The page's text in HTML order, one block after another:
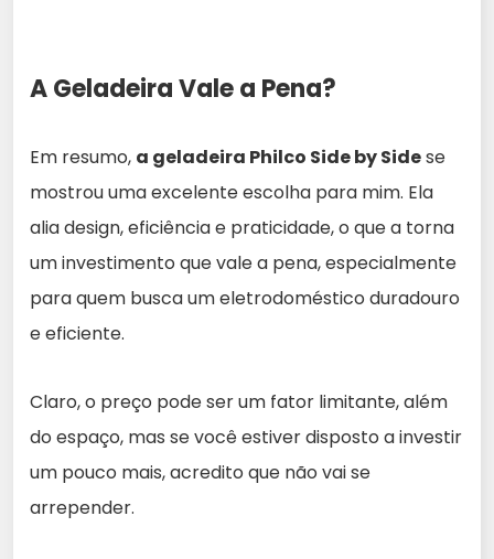
A Geladeira Vale a Pena?
Em resumo, a geladeira Philco Side by Sidese
mostrou uma excelente escolha para mim. Ela
alia design, eficiência e praticidade, o que a torna
um investimento que vale a pena, especialmente
para quem busca um eletrodoméstico duradouro
e eficiente.
Claro, o preço pode ser um fator limitante, além
do espaço, mas se você estiver disposto a investir
um pouco mais, acredito que não vai se
arrepender.